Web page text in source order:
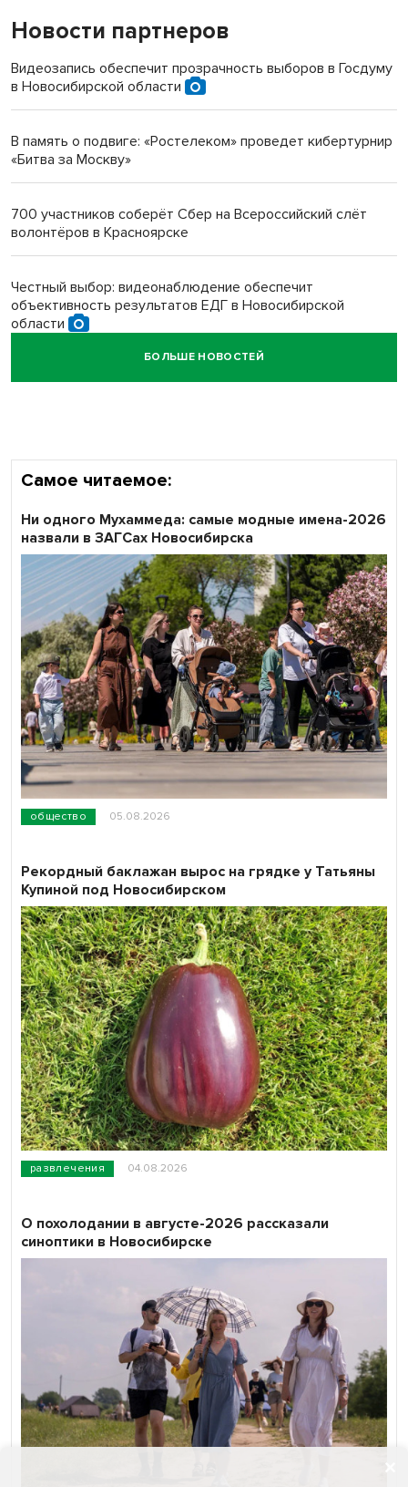
«Мы живём на пастбище!»: в новосибирском селе лошади
терроризируют жителей
Инвалид получил условный срок за избиение врачей
Новосибирский преподаватель с женой вошли в топ-16
Обновлённое отделение ВТБ открылось в Искитиме
Новости партнеров
Видеозапись обеспечит прозрачность выборов в Госдуму
в Новосибирской области
В память о подвиге: «Ростелеком» проведет кибертурнир
«Битва за Москву»
700 участников соберёт Сбер на Всероссийский слёт
волонтёров в Красноярске
Честный выбор: видеонаблюдение обеспечит
объективность результатов ЕДГ в Новосибирской
области
Кибертанки пошли в бой: «Ростелеком» объявляет
БОЛЬШЕ НОВОСТЕЙ
Самое читаемое:
общество 05.08.2026
Ни одного Мухаммеда: самые модные имена-2026
назвали в ЗАГСах Новосибирска
развлечения 04.08.2026
Рекордный баклажан вырос на грядке у Татьяны
Купиной под Новосибирском
О похолодании в августе-2026 рассказали
синоптики в Новосибирске